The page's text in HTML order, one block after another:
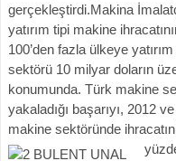
gerçekleştirdi.Makina
yatırım tipi makine
100’den fazla ülkeye
sektörü 10 milyar doların
konumunda. Türk makine
yakaladığı başarıyı, 2012
makine sektöründe